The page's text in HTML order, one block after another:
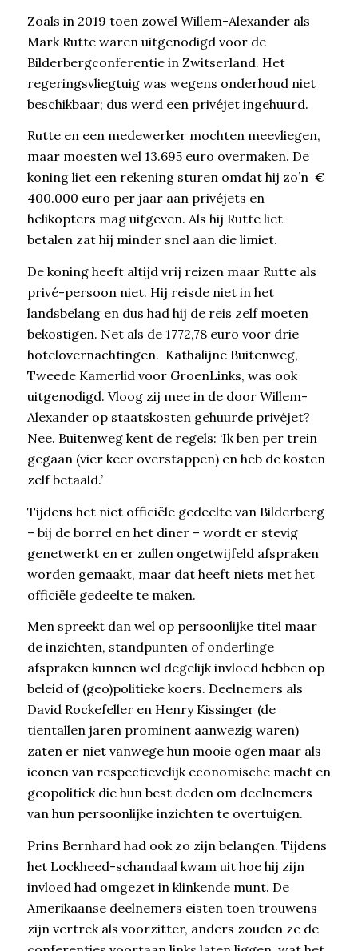
Zoals in 2019 toen zowel Willem-Alexander als
Mark Rutte waren uitgenodigd voor de
Bilderbergconferentie in Zwitserland. Het
regeringsvliegtuig was wegens onderhoud niet
beschikbaar; dus werd een privéjet ingehuurd.
Rutte en een medewerker mochten meevliegen,
maar moesten wel 13.695 euro overmaken. De
koning liet een rekening sturen omdat hij zo’n €
400.000 euro per jaar aan privéjets en
helikopters mag uitgeven. Als hij Rutte liet
betalen zat hij minder snel aan die limiet.
De koning heeft altijd vrij reizen maar Rutte als
privé-persoon niet. Hij reisde niet in het
landsbelang en dus had hij de reis zelf moeten
bekostigen. Net als de 1772,78 euro voor drie
hotelovernachtingen. Kathalijne Buitenweg,
Tweede Kamerlid voor GroenLinks, was ook
uitgenodigd. Vloog zij mee in de door Willem-
Alexander op staatskosten gehuurde privéjet?
Nee. Buitenweg kent de regels: ‘Ik ben per trein
gegaan (vier keer overstappen) en heb de kosten
zelf betaald.’
Tijdens het niet officiële gedeelte van Bilderberg
– bij de borrel en het diner – wordt er stevig
genetwerkt en er zullen ongetwijfeld afspraken
worden gemaakt, maar dat heeft niets met het
officiële gedeelte te maken.
Men spreekt dan wel op persoonlijke titel maar
de inzichten, standpunten of onderlinge
afspraken kunnen wel degelijk invloed hebben op
beleid of (geo)politieke koers. Deelnemers als
David Rockefeller en Henry Kissinger (de
tientallen jaren prominent aanwezig waren)
zaten er niet vanwege hun mooie ogen maar als
iconen van respectievelijk economische macht en
geopolitiek die hun best deden om deelnemers
van hun persoonlijke inzichten te overtuigen.
Prins Bernhard had ook zo zijn belangen. Tijdens
het Lockheed-schandaal kwam uit hoe hij zijn
invloed had omgezet in klinkende munt. De
Amerikaanse deelnemers eisten toen trouwens
zijn vertrek als voorzitter, anders zouden ze de